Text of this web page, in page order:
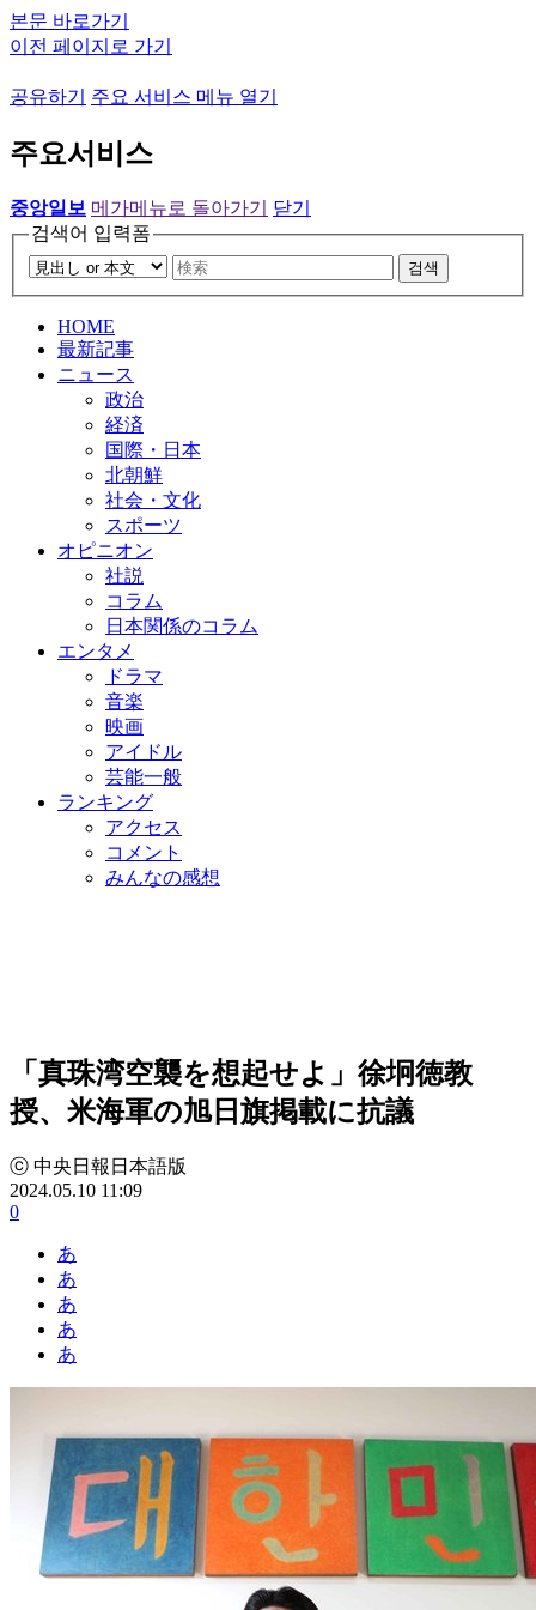
본문 바로가기
이전 페이지로 가기
공유하기 주요 서비스 메뉴 열기
주요서비스
중앙일보 메가메뉴로 돌아가기
닫기
검색어 입력폼
검색
HOME
最新記事
ニュース
政治
経済
国際・日本
北朝鮮
社会・文化
スポーツ
オピニオン
社説
コラム
日本関係のコラム
エンタメ
ドラマ
音楽
映画
アイドル
芸能一般
ランキング
アクセス
コメント
みんなの感想
「真珠湾空襲を想起せよ」徐坰徳教
授、米海軍の旭日旗掲載に抗議
ⓒ 中央日報日本語版
2024.05.10 11:09
0
あ
あ
あ
あ
あ